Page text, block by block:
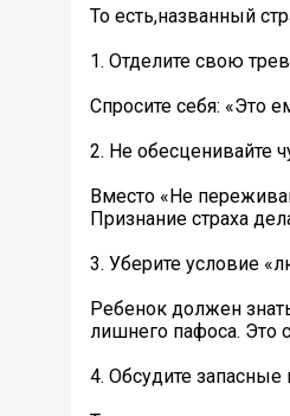
То есть,названный
1. Отделите свою
Спросите себя: «Это
2. Не обесценивайте
Вместо «Не
Признание страха
3. Уберите условие
Ребенок должен
лишнего пафоса. Это
4. Обсудите запасные